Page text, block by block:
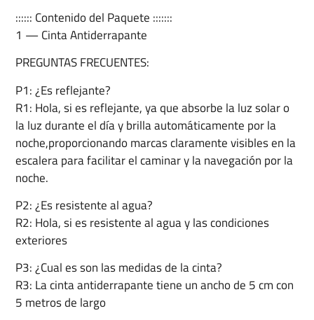
:::::: Contenido del Paquete :::::::
1 — Cinta Antiderrapante
PREGUNTAS FRECUENTES:
P1: ¿Es reflejante?
R1: Hola, si es reflejante, ya que absorbe la luz solar o
la luz durante el día y brilla automáticamente por la
noche,proporcionando marcas claramente visibles en la
escalera para facilitar el caminar y la navegación por la
noche.
P2: ¿Es resistente al agua?
R2: Hola, si es resistente al agua y las condiciones
exteriores
P3: ¿Cual es son las medidas de la cinta?
R3: La cinta antiderrapante tiene un ancho de 5 cm con
5 metros de largo